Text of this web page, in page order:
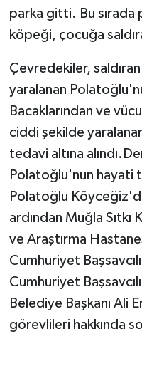
parka gitti. Bu sırada
köpeği, çocuğa
Çevredekiler,
yaralanan
Bacaklarından ve
ciddi şekilde
tedavi altına
Polatoğlu'nun hayati
Polatoğlu
ardından Muğla
ve Araştırma
Cumhuriyet
Cumhuriyet
Belediye Başkanı Ali
görevlileri hakkında